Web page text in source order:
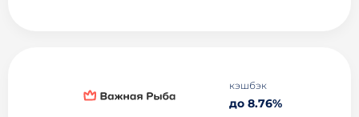
кэшбэк
до 8.76%